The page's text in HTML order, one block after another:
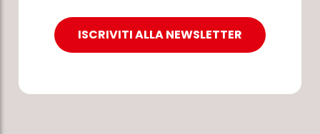
ISCRIVITI ALLA NEWSLETTER